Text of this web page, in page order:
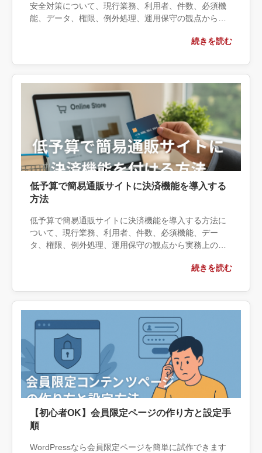
安全対策について、現行業務、利用者、件数、必須機
能、データ、権限、例外処理、運用保守の観点から実
と外部へ相談する条件、相談前に用意する情報、依頼
続きを読む
低予算で簡易通販サイトに決済機能を導入する
方法
低予算で簡易通販サイトに決済機能を導入する方法に
ついて、現行業務、利用者、件数、必須機能、デー
タ、権限、例外処理、運用保守の観点から実務上の判
相談する条件、相談前に用意する情報、依頼後に確認
続きを読む
【初心者OK】会員限定ページの作り方と設定手
順
WordPressなら会員限定ページを簡単に試作できます